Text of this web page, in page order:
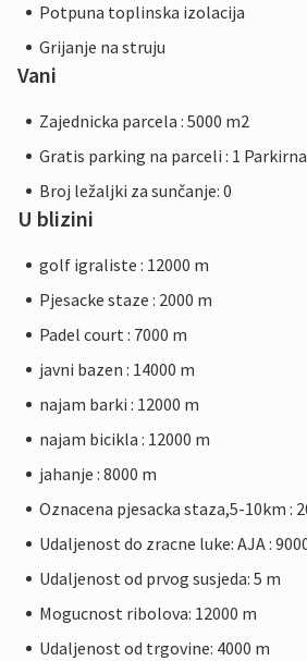
Potpuna toplinska izolacija
Grijanje na struju
Vani
Zajednicka parcela : 5000 m2
Gratis parking na parceli : 1
Broj ležaljki za sunčanje: 0
U blizini
golf igraliste : 12000 m
Pjesacke staze : 2000 m
Padel court : 7000 m
javni bazen : 14000 m
najam barki : 12000 m
najam bicikla : 12000 m
jahanje : 8000 m
Oznacena pjesacka staza,5-10km :
Udaljenost do zracne luke: AJA :
Udaljenost od prvog susjeda: 5 m
Mogucnost ribolova: 12000 m
Udaljenost od trgovine: 4000 m